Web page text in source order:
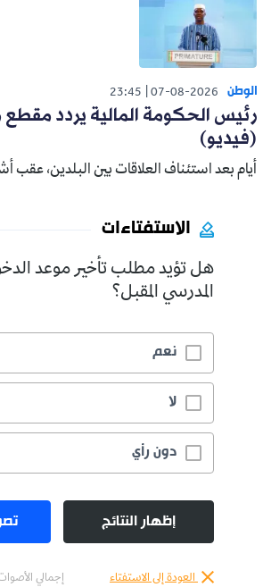
الوطن 07-08-2026
23:45
رئيس الحكومة المالية يردد
(فيديو)
أيام بعد استئناف العلاقات بين البلدين، عقب
الاستفتاءات
هل تؤيد مطلب تأخير موعد
المدرسي المقبل؟
نعم
لا
دون رأي
إظهار النتائج
العودة إلى الاستفتاء إجمالي